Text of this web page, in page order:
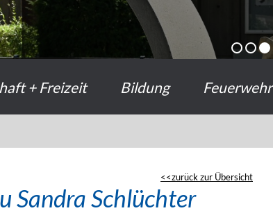
+ Freizeit Bildung Feuerwehr
zurück zur Übersicht
Sandra Schlüchter